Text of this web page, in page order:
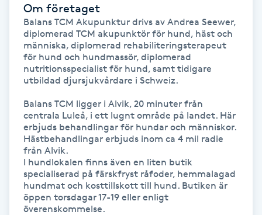
Japansk massage
Kemisk peeling
Keratinbehandling
Kinesiologi
Om företaget
Balans TCM Akupunktur drivs av Andrea Seewer,
diplomerad TCM akupunktör för hund, häst och
människa, diplomerad rehabiliteringsterapeut
för hund och hundmassör, diplomerad
nutritionsspecialist för hund, samt tidigare
utbildad djursjukvårdare i Schweiz.
Balans TCM ligger i Alvik, 20 minuter från
centrala Luleå, i ett lugnt område på landet. Här
erbjuds behandlingar för hundar och människor.
Hästbehandlingar erbjuds inom ca 4 mil radie
från Alvik.
I hundlokalen finns även en liten butik
specialiserad på färskfryst råfoder, hemmalagad
hundmat och kosttillskott till hund. Butiken är
öppen torsdagar 17-19 eller enligt
överenskommelse.